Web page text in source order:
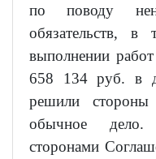
по поводу
обязательств,
выполнении
658 134 руб. в
решили стороны
обычное дело.
сторонами